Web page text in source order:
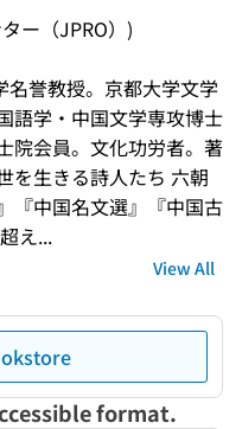
ー（JPRO）)
誉教授。京都大学文学
語学・中国文学専攻博士
院会員。文化功労者。著
を生きる詩人たち 六朝
『中国名文選』『中国古
え...
View All
format.